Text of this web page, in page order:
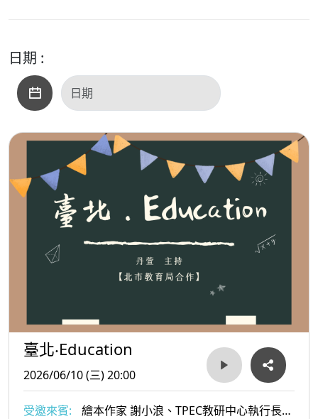
日期 :
臺北‧Education
2026/06/10 (三) 20:00
受邀來賓:
繪本作家 謝小浪、TPEC教研中心執行長